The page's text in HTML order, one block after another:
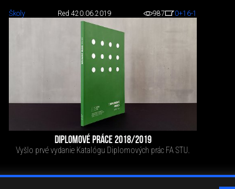
Školy Red 420.06.2019 987 0+16-1
DIPLOMOVÉ PRÁCE 2018/2019
Vyšlo prvé vydanie Katalógu Diplomových prác FA STU.